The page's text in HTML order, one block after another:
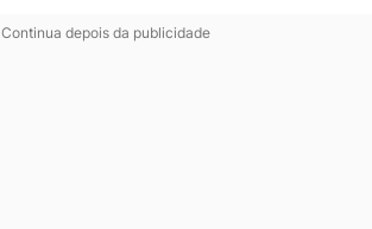
Continua depois da publicidade